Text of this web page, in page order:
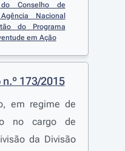
a termo
incerto para
de nove
trabalho
à carreira e
no mapa
da Agência
do Conselho de
Nacional
do Programa
em Ação
173/2015
em regime de
no cargo de
da Divisão